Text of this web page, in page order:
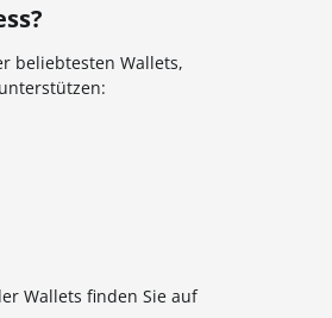
beliebtesten Wallets,
Wallets finden Sie auf